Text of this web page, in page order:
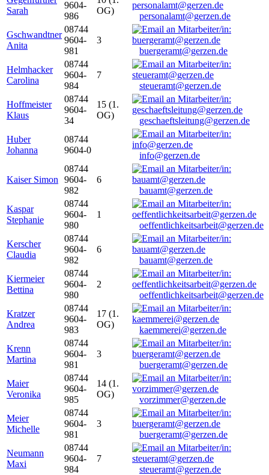
Sarah
9604-
986
OG)
personalamt@gerzen.de
Gschwandtner
Anita
08744
9604-
981
3
buergeramt@gerzen.de
Helmhacker
Carolina
08744
9604-
984
7
steueramt@gerzen.de
Hoffmeister
Klaus
08744
9604-
34
15 (1.
OG)
geschaeftsleitung@gerzen.de
Huber
Johanna
08744
9604-0
info@gerzen.de
Kaiser Simon
08744
9604-
982
6
bauamt@gerzen.de
Kaspar
Stephanie
08744
9604-
980
1
oeffentlichkeitsarbeit@gerzen.de
Kerscher
Claudia
08744
9604-
982
6
bauamt@gerzen.de
Kiermeier
Bettina
08744
9604-
980
2
oeffentlichkeitsarbeit@gerzen.de
Kratzer
Andrea
08744
9604-
983
17 (1.
OG)
kaemmerei@gerzen.de
Krenn
Martina
08744
9604-
981
3
buergeramt@gerzen.de
Maier
Veronika
08744
9604-
985
14 (1.
OG)
vorzimmer@gerzen.de
Meier
Michelle
08744
9604-
981
3
buergeramt@gerzen.de
Neumann
Maxi
08744
9604-
984
7
steueramt@gerzen.de